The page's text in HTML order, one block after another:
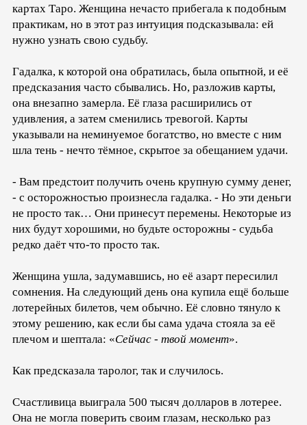
картах Таро. Женщина нечасто прибегала к подобным
практикам, но в этот раз интуиция подсказывала: ей
нужно узнать свою судьбу.
Гадалка, к которой она обратилась, была опытной, и её
предсказания часто сбывались. Но, разложив карты,
она внезапно замерла. Её глаза расширились от
удивления, а затем сменились тревогой. Карты
указывали на неминуемое богатство, но вместе с ним
шла тень - нечто тёмное, скрытое за обещанием удачи.
- Вам предстоит получить очень крупную сумму денег,
- с осторожностью произнесла гадалка. - Но эти деньги
не просто так… Они принесут перемены. Некоторые из
них будут хорошими, но будьте осторожны - судьба
редко даёт что-то просто так.
Женщина ушла, задумавшись, но её азарт пересилил
сомнения. На следующий день она купила ещё больше
лотерейных билетов, чем обычно. Её словно тянуло к
этому решению, как если бы сама удача стояла за её
плечом и шептала: «Сейчас - твой момент».
Как предсказала таролог, так и случилось.
Счастливица выиграла 500 тысяч долларов в лотерее.
Она не могла поверить своим глазам, несколько раз